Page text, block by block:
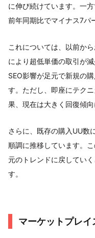
に伸び続けています。一
前年同期比でマイナス7パ
これについては、以前か
により超低単価の取引が
SEO影響が足元で新規の
す。ただし、即座にテク
果、現在は大きく回復傾向
さらに、既存の購入UU数
順調に推移しています。
元のトレンドに戻してい
す。
マーケットプレ